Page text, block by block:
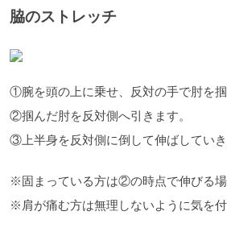
脇のストレッチ
①腕を頭の上に乗せ、反対の手で肘を掴
②掴んだ肘を反対側へ引きます。
③上半身を反対側に倒して伸ばしていき
※固まっている方は②の時点で伸びる場
※肩が痛む方は無理しないように気を付